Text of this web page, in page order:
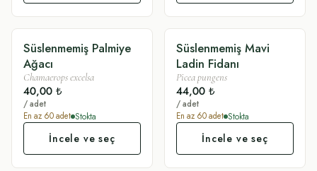
SADE
Süslenmemiş Palmiye
Ağacı
Chamaerops excelsa
40,00 ₺
/ adet
En az 60adet Stokta
İncele ve seç
SADE
Süslenmemiş Mavi
Ladin Fidanı
Picea pungens
44,00 ₺
/ adet
En az 60adet Stokta
İncele ve seç